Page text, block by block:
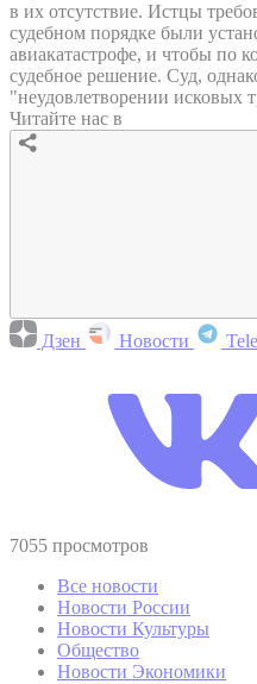
в их отсутствие. Истцы
судебном порядке были
авиакатастрофе, и чтобы по
судебное решение. Суд,
"неудовлетворении исковых
Читайте нас в
Дзен Новости
7055 просмотров
Все новости
Новости России
Новости Культуры
Общество
Новости Экономики